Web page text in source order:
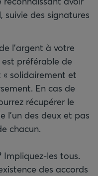
suivie des signatures
l'argent à votre
préférable de
« solidairement et
En cas de
récupérer le
l’un des deux et pas
chacun.
Impliquez-les tous.
des accords